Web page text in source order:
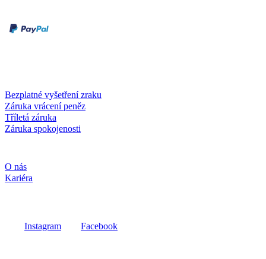
Bezplatné vyšetření zraku
Záruka vrácení peněz
Tříletá záruka
Záruka spokojenosti
O nás
Kariéra
Instagram Facebook